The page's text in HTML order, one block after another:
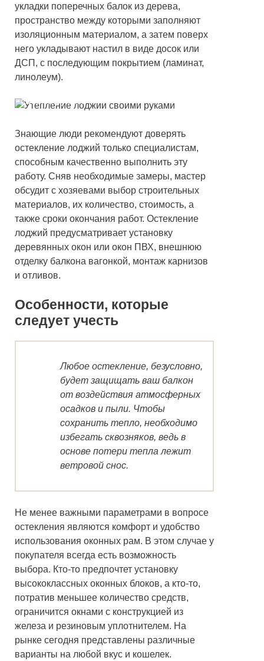
укладки поперечных балок из дерева,
пространство между которыми заполняют
изоляционным материалом, а затем поверх
него укладывают настил в виде досок или
ДСП, с последующим покрытием (ламинат,
линолеум).
своими руками
Знающие люди рекомендуют доверять
остекление лоджий только специалистам,
способным качественно выполнить эту
работу. Сняв необходимые замеры, мастер
обсудит с хозяевами выбор строительных
материалов, их количество, стоимость, а
также сроки окончания работ. Остекление
лоджий предусматривает установку
деревянных окон или окон ПВХ, внешнюю
отделку балкона вагонкой, монтаж карнизов
и отливов.
Особенности, которые
следует учесть
Любое остекление, безусловно,
будет защищать ваш балкон
от воздействия атмосферных
осадков и пыли. Чтобы
сохранить тепло, необходимо
избегать сквозняков, ведь в
основе потери тепла лежит
ветровой снос.
Не менее важными параметрами в вопросе
остекления являются комфорт и удобство
использования оконных рам. В этом случае у
покупателя всегда есть возможность
выбора. Кто-то предпочтет установку
высококлассных оконных блоков, а кто-то,
потратив меньшее количество средств,
ограничится окнами с конструкцией из
железа и резиновым уплотнителем. На
рынке сегодня представлены различные
варианты на любой вкус и кошелек.